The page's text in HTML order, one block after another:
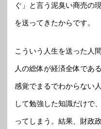
ぐ」と言う泥臭い商売の
を送ってきたからです。
こういう人生を送った人
人の総体が経済全体であ
感覚でまるでわからない
して勉強した知識だけで
ってしまう。結果、財政